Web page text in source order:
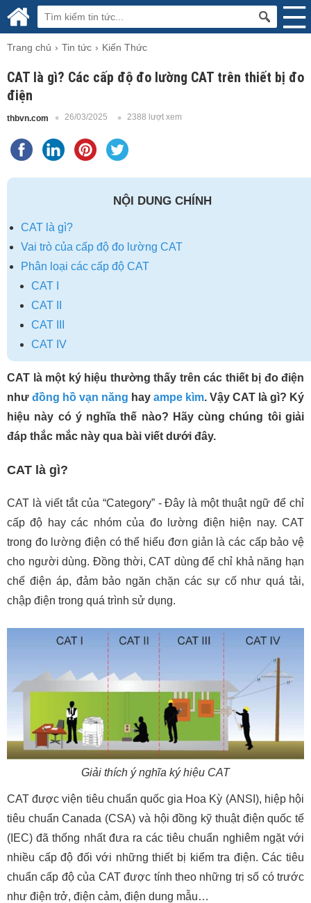
Trang chủ Tin tức Kiến Thức
CAT là gì? Các cấp độ đo lường CAT trên thiết bị đo
điện
thbvn.com 26/03/2025 2388 lượt xem
NỘI DUNG CHÍNH
CAT là gì?
Vai trò của cấp độ đo lường CAT
Phân loại các cấp độ CAT
CAT I
CAT II
CAT III
CAT IV
CAT là một ký hiệu thường thấy trên các thiết bị đo điện
như đồng hồ vạn năng hay ampe kìm. Vậy CAT là gì? Ký
hiệu này có ý nghĩa thế nào? Hãy cùng chúng tôi giải
đáp thắc mắc này qua bài viết dưới đây.
CAT là gì?
CAT là viết tắt của “Category” - Đây là một thuật ngữ để chỉ
cấp độ hay các nhóm của đo lường điện hiện nay. CAT
trong đo lường điện có thể hiểu đơn giản là các cấp bảo vệ
cho người dùng. Đồng thời, CAT dùng để chỉ khả năng hạn
chế điện áp, đảm bảo ngăn chặn các sự cố như quá tải,
chập điện trong quá trình sử dụng.
Giải thích ý nghĩa ký hiệu CAT
CAT được viện tiêu chuẩn quốc gia Hoa Kỳ (ANSI), hiệp hội
tiêu chuẩn Canada (CSA) và hội đồng kỹ thuật điện quốc tế
(IEC) đã thống nhất đưa ra các tiêu chuẩn nghiêm ngặt với
nhiều cấp độ đối với những thiết bị kiểm tra điện. Các tiêu
chuẩn cấp độ của CAT được tính theo những trị số có trước
như điện trở, điện cảm, điện dung mẫu…